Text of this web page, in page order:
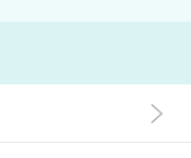
高校に行くこと
ない理由や、通う
いて解説します。
校という、先入
かもしれません。
さまざまな生徒が